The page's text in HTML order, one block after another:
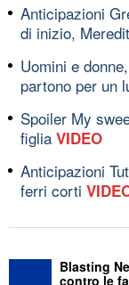
Anticipazioni
di inizio,
Uomini e
partono per un
Spoiler My
figlia VIDEO
Anticipazioni
ferri corti
Blasting
contro le